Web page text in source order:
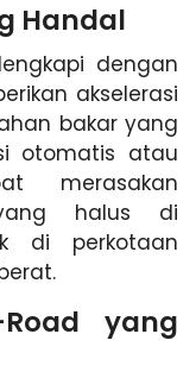
Handal
dengan
akselerasi
bakar yang
otomatis atau
merasakan
halus di
di perkotaan
yang